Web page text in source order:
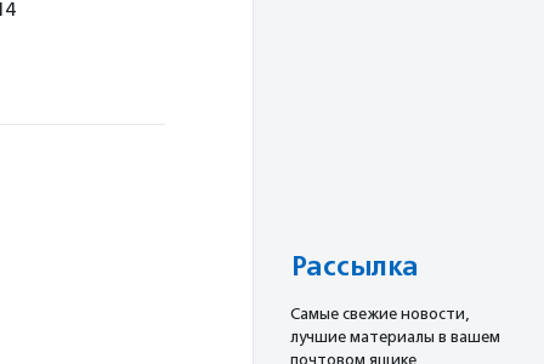
Рассылка
Cамые свежие новости,
лучшие материалы в вашем
почтовом ящике